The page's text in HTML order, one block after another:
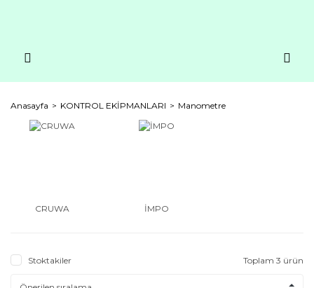
Anasayfa KONTROL EKİPMANLARI Manometre
CRUWA İMPO
Stoktakiler Toplam 3 ürün